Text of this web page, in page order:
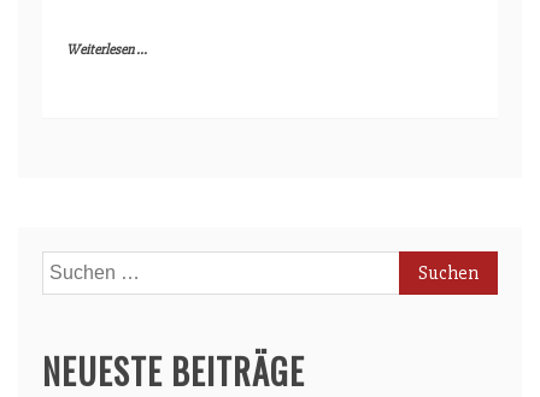
Weiterlesen ...
Suchen
nach:
NEUESTE BEITRÄGE